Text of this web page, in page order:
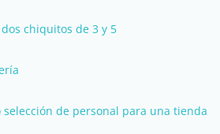
chiquitos de 3 y 5
de personal para una tienda